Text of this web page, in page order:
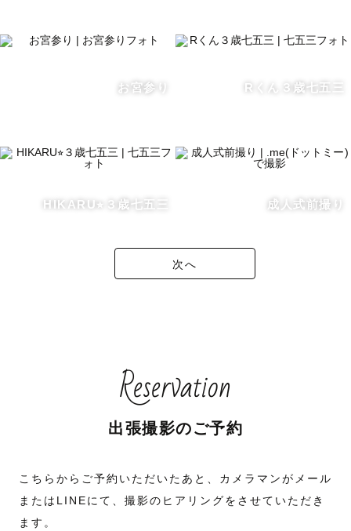
お宮参り Rくん３歳七五三
HIKARU⭐︎３歳七五三 成人式前撮り
次へ
Reservation
出張撮影のご予約
こちらからご予約いただいたあと、カメラマンがメール
またはLINEにて、撮影のヒアリングをさせていただき
ます。